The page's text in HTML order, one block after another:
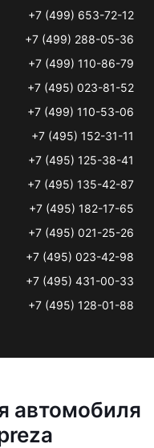
+7 (499) 653-72-12
+7 (499) 288-05-36
+7 (499) 110-86-79
+7 (495) 023-81-52
+7 (499) 110-53-06
+7 (495) 152-31-11
+7 (495) 125-38-41
+7 (495) 135-42-87
+7 (495) 182-17-65
+7 (495) 021-25-26
+7 (495) 023-42-98
+7 (495) 431-00-33
+7 (495) 128-01-88
автомобиля